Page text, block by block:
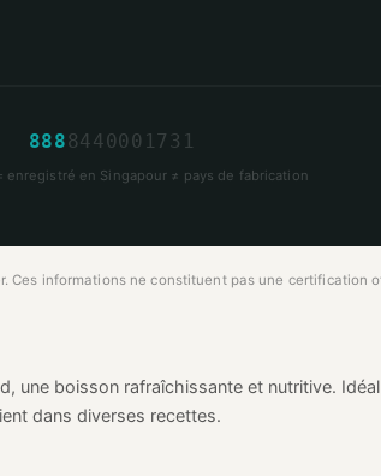
88884400 0 17 3 1
enregistré en Singapour ≠ pays de fabrication
Ces informations ne constituent pas une certification
une boisson rafraîchissante et nutritive. Idéal
dans diverses recettes.